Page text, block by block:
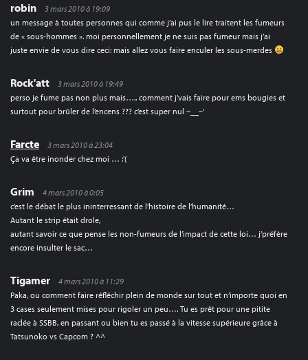
robin
3 mars 2010 à 19:09
un message à toutes personnes qui comme j’ai pus le lire traitent les fumeurs
de « sous-hommes ». moi personnellement je ne suis pas fumeur mais j’ai
juste envie de vous dire ceci: mais allez vous faire enculer les sous-merdes
Rock'att
3 mars 2010 à 19:49
perso je fume pas non plus mais….. comment j’vais faire pour ems bougies et
surtout pour brûler de l’encens ??? c’est super nul –__–‘
Farcte
3 mars 2010 à 23:04
Ça va être inonder chez moi … :'(
Grim
4 mars 2010 à 0:05
c’est le débat le plus ininterressant de l’histoire de l’humanité…
Autant le strip était drole,
autant savoir ce que pense les non-fumeurs de l’impact de cette loi… j’préfère
encore insulter le sac…
Tigamer
4 mars 2010 à 11:29
Paka, ou comment faire réfléchir plein de monde sur tout et n’importe quoi en
3 cases seulement mises pour rigoler un peu…. Tu es prêt pour une pitite
raclée à SSBB, en passant ou bien tu es passé à la vitesse supérieure grâce à
Tatsunoko vs Capcom ? ^^